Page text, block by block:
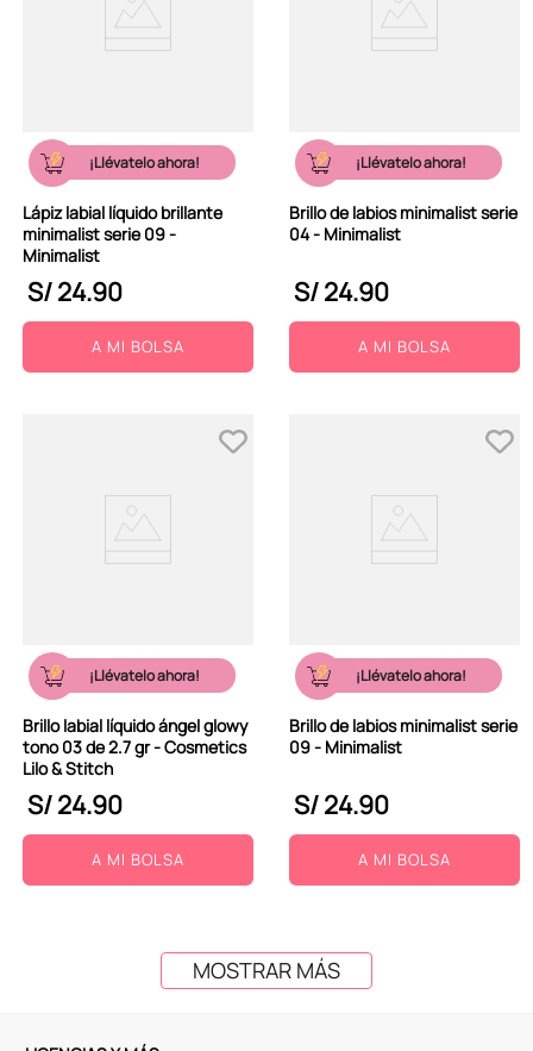
¡Llévatelo ahora!
Lápiz labial líquido brillante
minimalist serie 09 -
Minimalist
S/24.90
A MI BOLSA
¡Llévatelo ahora!
Brillo de labios minimalist serie
04 - Minimalist
S/24.90
A MI BOLSA
¡Llévatelo ahora!
Brillo labial líquido ángel glowy
tono 03 de 2.7 gr - Cosmetics
Lilo & Stitch
S/24.90
A MI BOLSA
¡Llévatelo ahora!
Brillo de labios minimalist serie
09 - Minimalist
S/24.90
A MI BOLSA
MOSTRAR MÁS